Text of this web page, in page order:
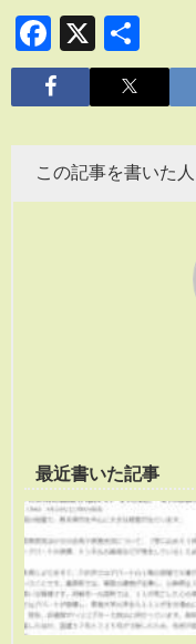
Facebook
X
有
この記事を書いた人
最近書いた記事